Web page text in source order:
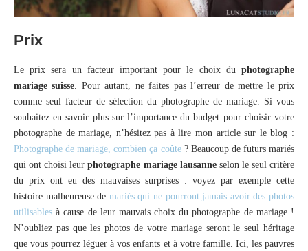
Prix
Le prix sera un facteur important pour le choix du photographe
mariage suisse . Pour autant, ne faites pas l’erreur de mettre le prix
comme seul facteur de sélection du photographe de mariage. Si vous
souhaitez en savoir plus sur l’importance du budget pour choisir votre
photographe de mariage, n’hésitez pas à lire mon article sur le blog :
Photographe de mariage, combien ça coûte? Beaucoup de futurs mariés
qui ont choisi leurphotographe mariage lausanneselon le seul critère
du prix ont eu des mauvaises surprises : voyez par exemple cette
histoire malheureuse de mariés qui ne pourront jamais avoir des photos
utilisables à cause de leur mauvais choix du photographe de mariage !
N’oubliez pas que les photos de votre mariage seront le seul héritage
que vous pourrez léguer à vos enfants et à votre famille. Ici, les pauvres